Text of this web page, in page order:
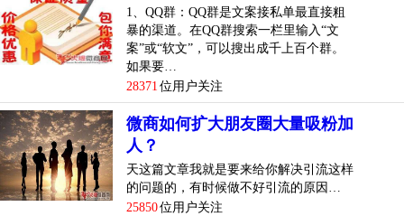
1、QQ群：QQ群是文案接私单最直接粗
暴的渠道。在QQ群搜索一栏里输入“文
案”或“软文”，可以搜出成千上百个群。
如果要…
28371 位用户关注
微商如何扩大朋友圈大量吸粉加
人？
天这篇文章我就是要来给你解决引流这样
的问题的，有时候做不好引流的原因…
25850位用户关注